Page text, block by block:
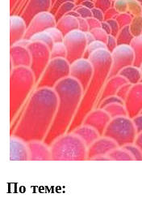
По теме: